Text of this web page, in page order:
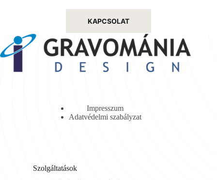
KAPCSOLAT
Impresszum
Adatvédelmi szabályzat
Szolgáltatások